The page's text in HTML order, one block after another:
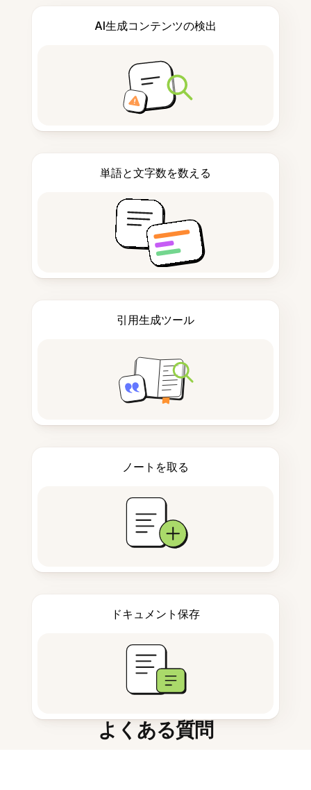
AI生成コンテンツの検出
単語と文字数を数える
引用生成ツール
ノートを取る
ドキュメント保存
よくある質問